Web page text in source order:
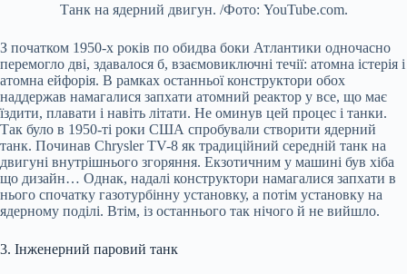
Танк на ядерний двигун. /Фото: YouTube.com.
З початком 1950-х років по обидва боки Атлантики одночасно
перемогло дві, здавалося б, взаємовиключні течії: атомна істерія і
атомна ейфорія. В рамках останньої конструктори обох
наддержав намагалися запхати атомний реактор у все, що має
їздити, плавати і навіть літати. Не оминув цей процес і танки.
Так було в 1950-ті роки США спробували створити ядерний
танк. Починав Chrysler TV-8 як традиційний середній танк на
двигуні внутрішнього згоряння. Екзотичним у машині був хіба
що дизайн… Однак, надалі конструктори намагалися запхати в
нього спочатку газотурбінну установку, а потім установку на
ядерному поділі. Втім, із останнього так нічого й не вийшло.
3. Інженерний паровий танк